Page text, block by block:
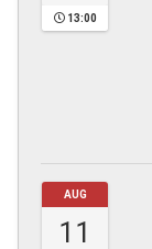
13:00
AUG
11